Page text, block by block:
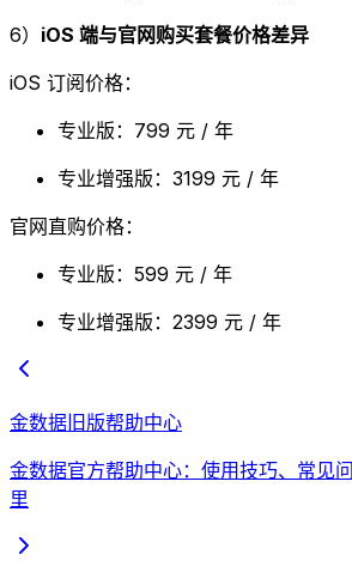
6） iOS 端与官网购买套餐价格差异
iOS 订阅价格：
专业版：799 元 / 年
专业增强版：3199 元 / 年
官网直购价格：
专业版：599 元 / 年
专业增强版：2399 元 / 年
金数据旧版帮助中心
金数据官方帮助中心：使用技巧、常见
里